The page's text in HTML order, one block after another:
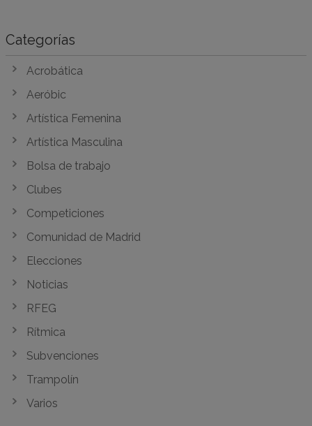
Categorías
Acrobática
Aeróbic
Artística Femenina
Artística Masculina
Bolsa de trabajo
Clubes
Competiciones
Comunidad de Madrid
Elecciones
Noticias
RFEG
Rítmica
Subvenciones
Trampolín
Varios